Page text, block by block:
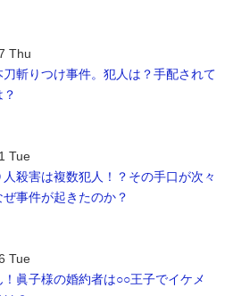
Thu
斬りつけ事件。犯人は？手配されて
Tue
人殺害は複数犯人！？その手口が次々
ぜ事件が起きたのか？
Tue
眞子様の婚約者は○○王子でイケメ